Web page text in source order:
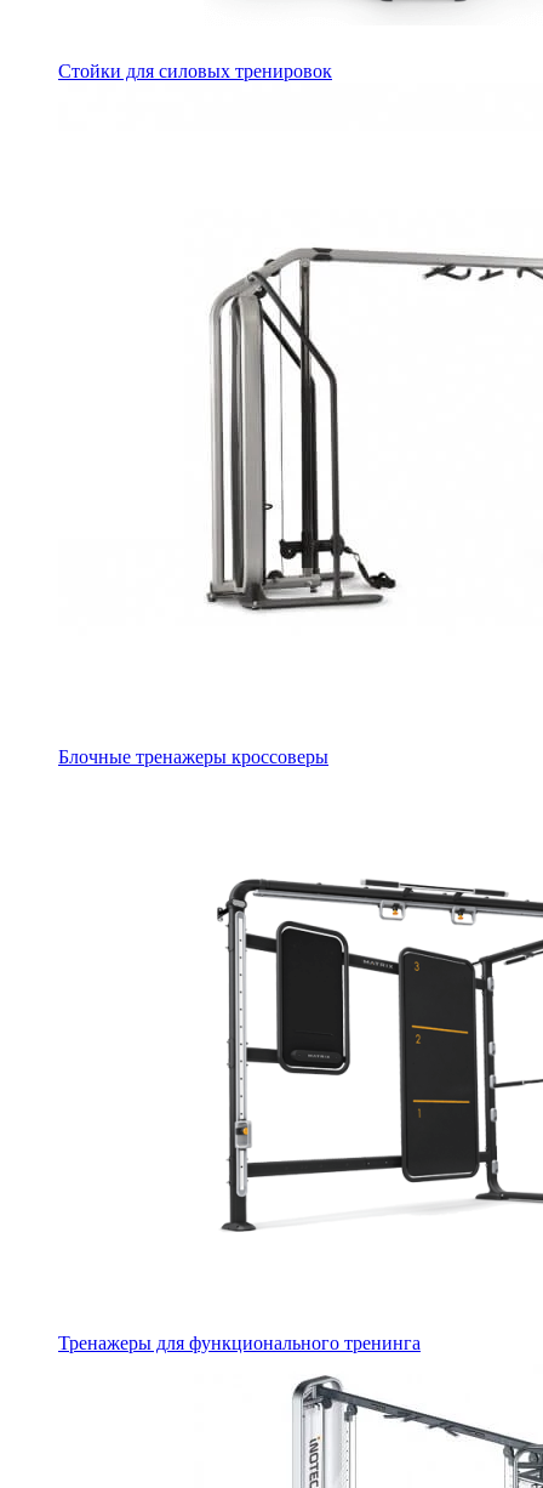
Стойки для силовых тренировок
Блочные тренажеры кроссоверы
Тренажеры для функционального тренинга